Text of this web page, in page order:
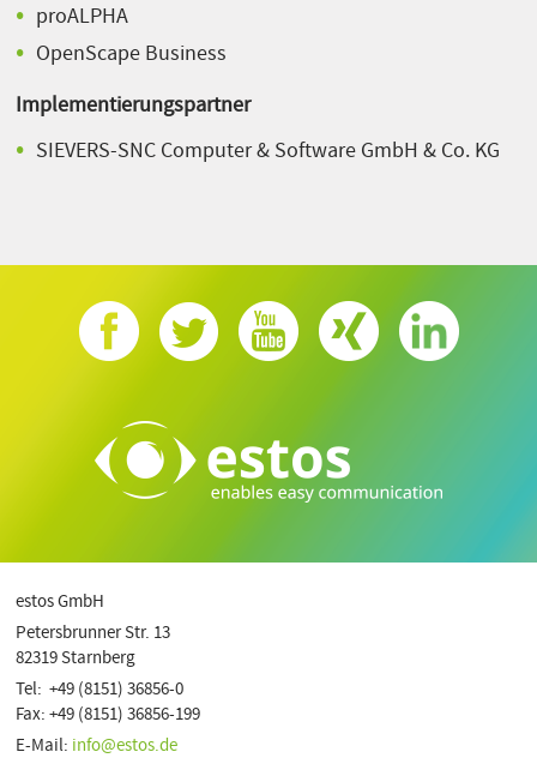
proALPHA
OpenScape Business
Implementierungspartner
SIEVERS-SNC Computer & Software GmbH & Co. KG
estos GmbH
Petersbrunner Str. 13
82319 Starnberg
Tel: +49 (8151) 36856-0
Fax: +49 (8151) 36856-199
E-Mail: info@estos.de